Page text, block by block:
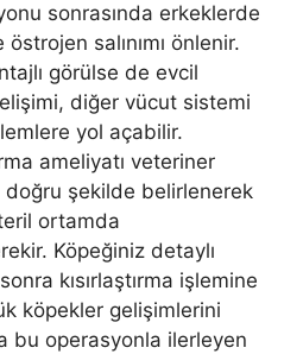
sonrasında erkeklerde
salınımı önlenir.
görülse de evcil
diğer vücut sistemi
yol açabilir.
ameliyatı veteriner
doğru şekilde belirlenerek
ortamda
Köpeğiniz detaylı
kısırlaştırma işlemine
köpekler gelişimlerini
bu operasyonla ilerleyen